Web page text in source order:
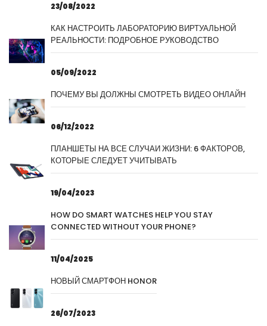
23/08/2022
КАК НАСТРОИТЬ ЛАБОРАТОРИЮ ВИРТУАЛЬНОЙ
РЕАЛЬНОСТИ: ПОДРОБНОЕ РУКОВОДСТВО
05/09/2022
ПОЧЕМУ ВЫ ДОЛЖНЫ СМОТРЕТЬ ВИДЕО ОНЛАЙН
06/12/2022
ПЛАНШЕТЫ НА ВСЕ СЛУЧАИ ЖИЗНИ: 6 ФАКТОРОВ,
КОТОРЫЕ СЛЕДУЕТ УЧИТЫВАТЬ
19/04/2023
HOW DO SMART WATCHES HELP YOU STAY
CONNECTED WITHOUT YOUR PHONE?
11/04/2025
НОВЫЙ СМАРТФОН HONOR
26/07/2023